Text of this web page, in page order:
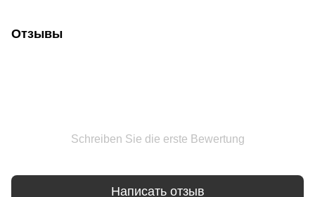
Отзывы
Schreiben Sie die erste Bewertung
Написать отзыв